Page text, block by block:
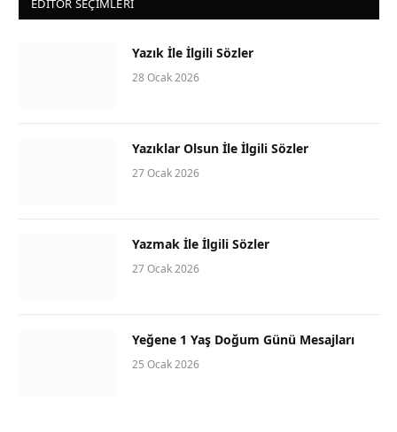
EDITOR SEÇIMLERI
Yazık İle İlgili Sözler
28 Ocak 2026
Yazıklar Olsun İle İlgili Sözler
27 Ocak 2026
Yazmak İle İlgili Sözler
27 Ocak 2026
Yeğene 1 Yaş Doğum Günü Mesajları
25 Ocak 2026